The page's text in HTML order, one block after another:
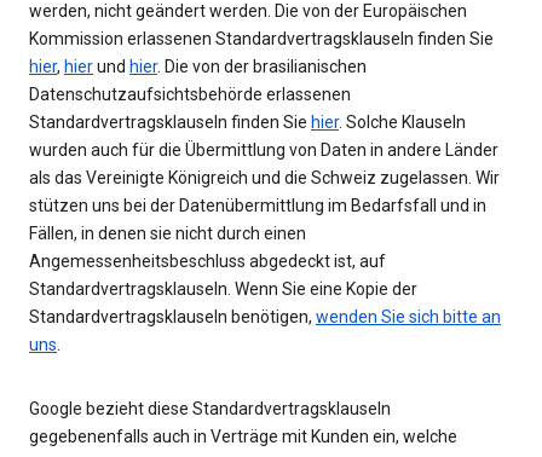
werden, nicht geändert werden. Die von der Europäischen
Kommission erlassenen Standardvertragsklauseln finden Sie
hier, hierund hier. Die von der brasilianischen
Datenschutzaufsichtsbehörde erlassenen
Standardvertragsklauseln finden Sie hier. Solche Klauseln
wurden auch für die Übermittlung von Daten in andere Länder
als das Vereinigte Königreich und die Schweiz zugelassen. Wir
stützen uns bei der Datenübermittlung im Bedarfsfall und in
Fällen, in denen sie nicht durch einen
Angemessenheitsbeschluss abgedeckt ist, auf
Standardvertragsklauseln. Wenn Sie eine Kopie der
Standardvertragsklauseln benötigen, wenden Sie sich bitte an
uns.
Google bezieht diese Standardvertragsklauseln
gegebenenfalls auch in Verträge mit Kunden ein, welche